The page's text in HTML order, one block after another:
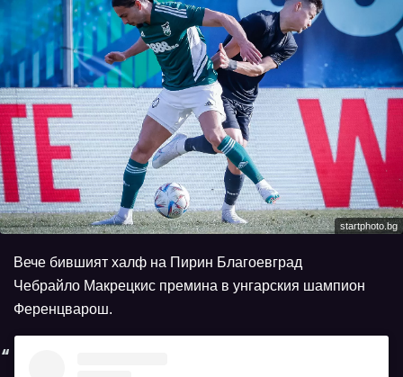
startphoto.bg
Вече бившият халф на Пирин Благоевград
Чебрайло Макрецкис премина в унгарския шампион
Ференцварош.